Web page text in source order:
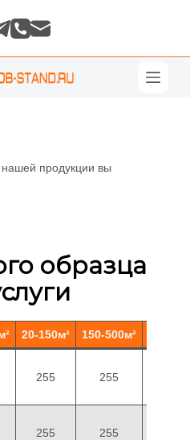
нашей продукции вы
образца
20-150м² 150-500м²
255 255
255 255